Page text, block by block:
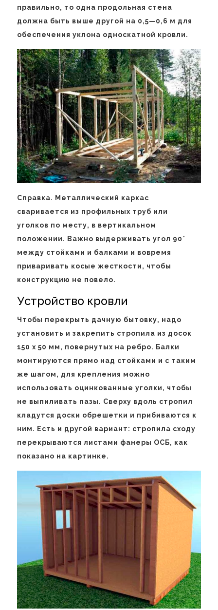
правильно, то одна продольная стена
должна быть выше другой на 0,5—0,6 м для
обеспечения уклона односкатной кровли.
Справка. Металлический каркас
сваривается из профильных труб или
уголков по месту, в вертикальном
положении. Важно выдерживать угол 90°
между стойками и балками и вовремя
приваривать косые жесткости, чтобы
конструкцию не повело.
Устройство кровли
Чтобы перекрыть дачную бытовку, надо
установить и закрепить стропила из досок
150 х 50 мм, повернутых на ребро. Балки
монтируются прямо над стойками и с таким
же шагом, для крепления можно
использовать оцинкованные уголки, чтобы
не выпиливать пазы. Сверху вдоль стропил
кладутся доски обрешетки и прибиваются к
ним. Есть и другой вариант: стропила сходу
перекрываются листами фанеры ОСБ, как
показано на картинке.